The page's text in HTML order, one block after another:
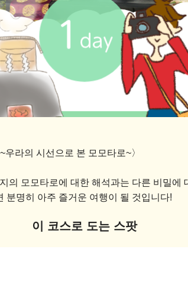
라의 시선으로 본 모모타로~〉
의 모모타로에 대한 해석과는 다른 비밀에
분명히 아주 즐거운 여행이 될 것입니다!
이 코스로 도는 스팟